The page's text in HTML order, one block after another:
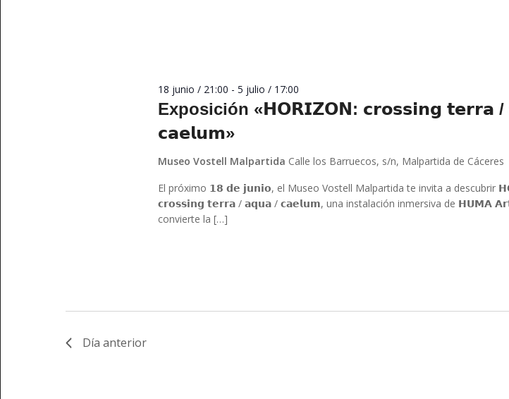
Exposición «𝗛𝗢𝗥𝗜𝗭𝗢𝗡: 𝗰𝗿𝗼𝘀𝘀𝗶𝗻𝗴 𝘁𝗲𝗿𝗿𝗮
𝗰𝗮𝗲𝗹𝘂𝗺»
18 junio / 21:00 -5 julio / 17:00
Museo Vostell Malpartida Calle los Barruecos, s/n, Malpartida de Cáceres
El próximo 𝟭𝟴 𝗱𝗲 𝗷𝘂𝗻𝗶𝗼, el Museo Vostell Malpartida te invita a descubrir
𝗰𝗿𝗼𝘀𝘀𝗶𝗻𝗴 𝘁𝗲𝗿𝗿𝗮 / 𝗮𝗾𝘂𝗮 / 𝗰𝗮𝗲𝗹𝘂𝗺, una instalación inmersiva de 𝗛𝗨𝗠𝗔
convierte la […]
Día anterior